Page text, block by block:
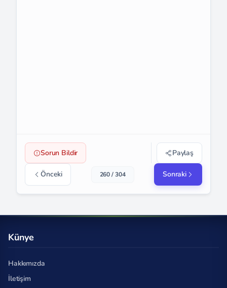
Sorun Bildir Paylaş
Önceki 260 / 304 Sonraki
Künye
Hakkımızda
İletişim